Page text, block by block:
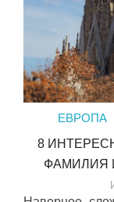
ЕВРОПА
8
ФАМИЛИЯ